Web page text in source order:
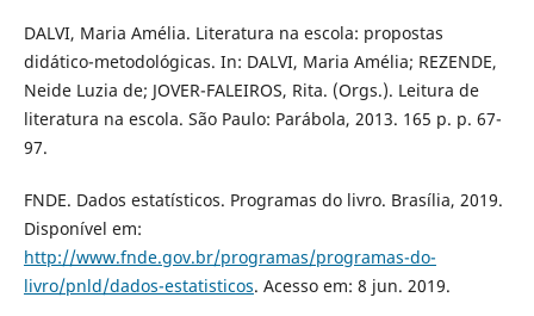
DALVI, Maria Amélia. Literatura na escola: propostas
didático-metodológicas. In: DALVI, Maria Amélia; REZENDE,
Neide Luzia de; JOVER-FALEIROS, Rita. (Orgs.). Leitura de
literatura na escola. São Paulo: Parábola, 2013. 165 p. p. 67-
97.
FNDE. Dados estatísticos. Programas do livro. Brasília, 2019.
Disponível em:
http://www.fnde.gov.br/programas/programas-do-
livro/pnld/dados-estatisticos. Acesso em: 8 jun. 2019.